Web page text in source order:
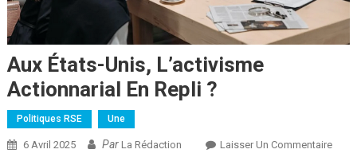
Aux États-Unis, L’activisme
Actionnarial En Repli ?
Politiques RSE Une
6 Avril 2025 Par La Rédaction Laisser Un CommentaireSur